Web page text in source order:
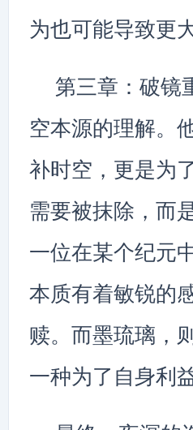
为也可能导致更
第三章：破镜
空本源的理解。
补时空，更是为
需要被抹除，而
一位在某个纪元
本质有着敏锐的
赎。而墨琉璃，
一种为了自身利